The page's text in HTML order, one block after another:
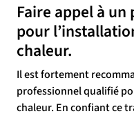
Faire appel à
pour
chaleur.
Il est fortement
professionnel qualifié
chaleur. En confiant ce